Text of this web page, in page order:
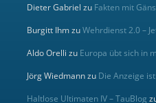
Dieter Gabriel zu Fakten mit
Burgitt IhmzuWehrdienst 2.0 –
Aldo Orelli zu Europa übt sich in
Jörg Wiedmannzu Die Anzeige
Haltlose Ultimaten IV – TauBlog